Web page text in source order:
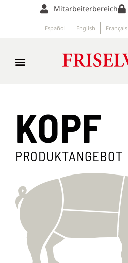
Mitarbeiterbereich
Español English Français
KOPF
PRODUKTANGEBOT